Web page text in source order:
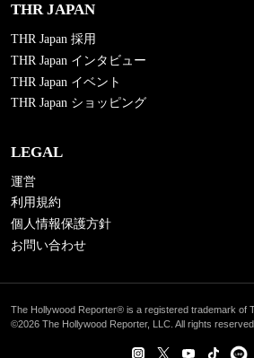
THR JAPAN
THR Japan 採用
THR Japan インタビュー
THR Japan イベント
THR Japan ショッピング
LEGAL
運営
利用規約
個人情報保護方針
お問い合わせ
The Hollywood Reporter® is a registered trademark of
©2026 The Hollywood Reporter, LLC. All rights